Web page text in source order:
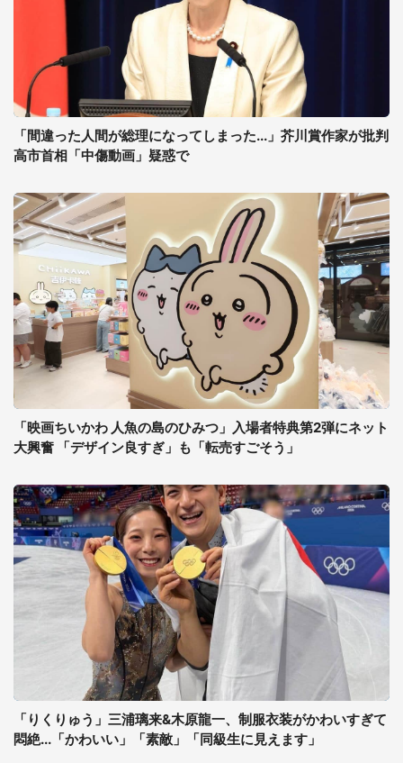
「間違った人間が総理になってしまった...」芥川賞作家が批判
高市首相「中傷動画」疑惑で
「映画ちいかわ 人魚の島のひみつ」入場者特典第2弾にネット
大興奮 「デザイン良すぎ」も「転売すごそう」
「りくりゅう」三浦璃来&木原龍一、制服衣装がかわいすぎて
悶絶...「かわいい」「素敵」「同級生に見えます」